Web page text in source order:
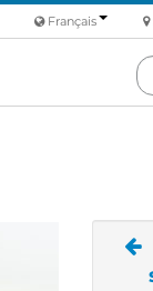
Français